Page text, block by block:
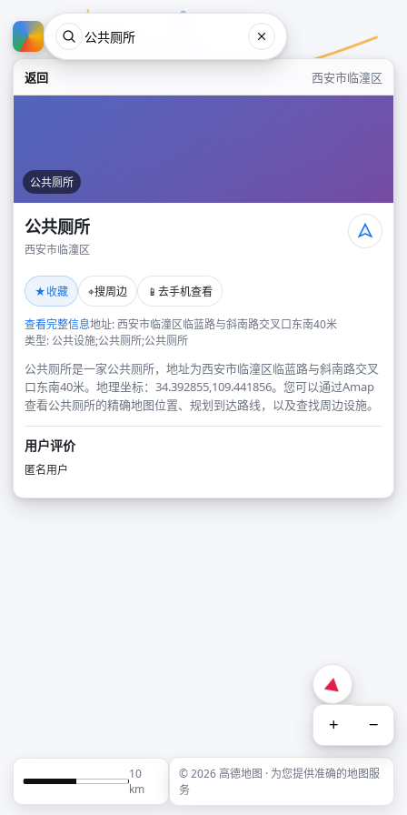
返回 西安市临潼区
公共厕所
公共厕所
西安市临潼区
★收藏 ⌖搜周边 📱 去手机查看
查看完整信息地址: 西安市临潼区临蓝路与斜南路交叉口东南40米
类型: 公共设施;公共厕所;公共厕所
公共厕所是一家公共厕所，地址为西安市临潼区临蓝路与斜南路交叉
口东南40米。地理坐标：34.392855,109.441856。您可以通过Amap
查看公共厕所的精确地图位置、规划到达路线，以及查找周边设施。
用户评价
匿名用户
+ −
10
km
© 2026 高德地图 · 为您提供准确的地图服
务